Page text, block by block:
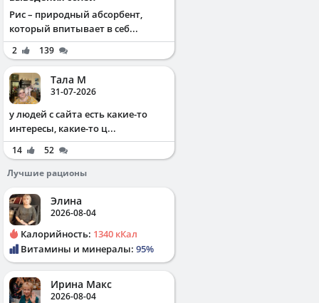
Рис – природный абсорбент,
который впитывает в себ...
2 139
Тала М
31-07-2026
у людей с сайта есть какие-то
интересы, какие-то ц...
14
52
Лучшие рационы
Элина
2026-08-04
Калорийность: 1340 кКал
Витамины и минералы: 95%
Ирина Макс
2026-08-04